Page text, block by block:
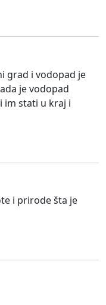
grad i vodopad je
je vodopad
im stati u kraj i
i prirode šta je